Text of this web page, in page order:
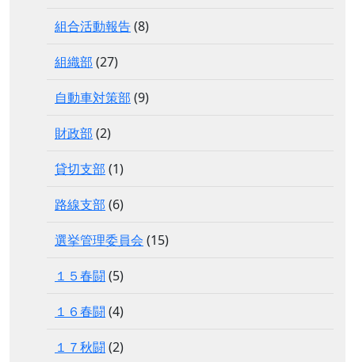
組合活動報告(8)
組織部 (27)
自動車対策部 (9)
財政部 (2)
貸切支部 (1)
路線支部 (6)
選挙管理委員会 (15)
１５春闘 (5)
１６春闘 (4)
１７秋闘 (2)